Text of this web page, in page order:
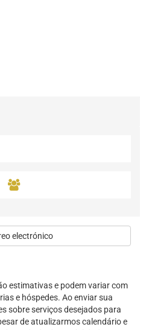
electrónico
estimativas e podem variar com
e hóspedes. Ao enviar sua
sobre serviços desejados para
de atualizarmos calendário e